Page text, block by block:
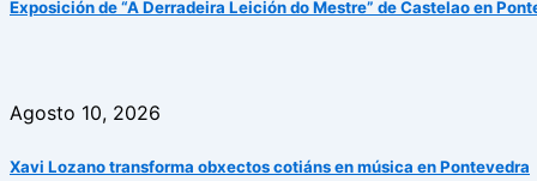
Exposición de “A Derradeira Leición do Mestre” de Castelao en
Agosto 10, 2026
Xavi Lozano transforma obxectos cotiáns en música en Pontevedra